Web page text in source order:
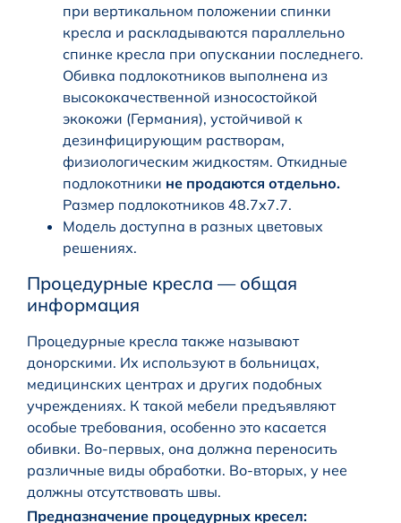
при вертикальном положении спинки
кресла и раскладываются параллельно
спинке кресла при опускании последнего.
Обивка подлокотников выполнена из
высококачественной износостойкой
экокожи (Германия), устойчивой к
дезинфицирующим растворам,
физиологическим жидкостям. Откидные
подлокотники не продаются отдельно.
Размер подлокотников 48.7х7.7.
Модель доступна в разных цветовых
решениях.
Процедурные кресла — общая
информация
Процедурные кресла также называют
донорскими. Их используют в больницах,
медицинских центрах и других подобных
учреждениях. К такой мебели предъявляют
особые требования, особенно это касается
обивки. Во-первых, она должна переносить
различные виды обработки. Во-вторых, у нее
должны отсутствовать швы.
Предназначение процедурных кресел: